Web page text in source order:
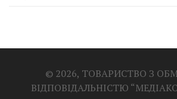
© 2026, ТОВАРИСТВО З
ВІДПОВІДАЛЬНІСТЮ